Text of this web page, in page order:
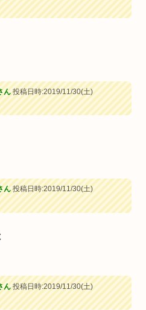
ん投稿日時:2019/11/30(土)
ん投稿日時:2019/11/30(土)
ん投稿日時:2019/11/30(土)